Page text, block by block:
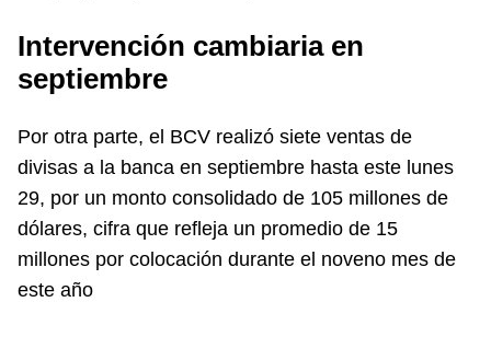
Intervención cambiaria en
septiembre
Por otra parte, el BCV realizó siete ventas de
divisas a la banca en septiembre hasta este lunes
29, por un monto consolidado de 105 millones de
dólares, cifra que refleja un promedio de 15
millones por colocación durante el noveno mes de
este año